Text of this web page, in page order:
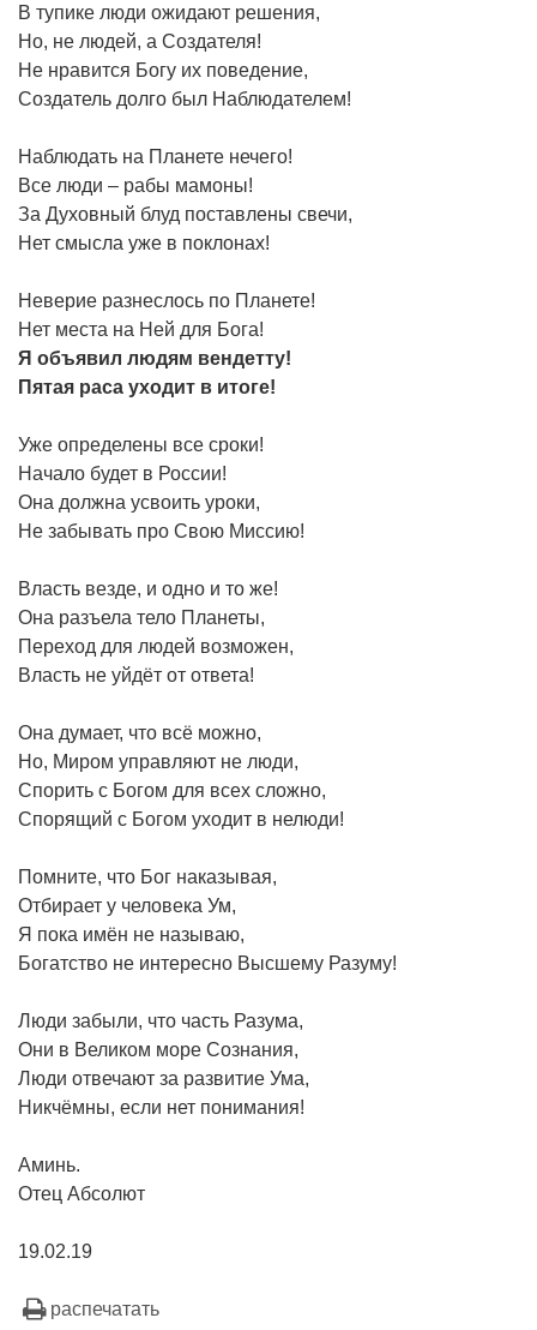
В тупике люди ожидают решения,
Но, не людей, а Создателя!
Не нравится Богу их поведение,
Создатель долго был Наблюдателем!
Наблюдать на Планете нечего!
Все люди – рабы мамоны!
За Духовный блуд поставлены свечи,
Нет смысла уже в поклонах!
Неверие разнеслось по Планете!
Нет места на Ней для Бога!
Я объявил людям вендетту!
Пятая раса уходит в итоге!
Уже определены все сроки!
Начало будет в России!
Она должна усвоить уроки,
Не забывать про Свою Миссию!
Власть везде, и одно и то же!
Она разъела тело Планеты,
Переход для людей возможен,
Власть не уйдёт от ответа!
Она думает, что всё можно,
Но, Миром управляют не люди,
Спорить с Богом для всех сложно,
Спорящий с Богом уходит в нелюди!
Помните, что Бог наказывая,
Отбирает у человека Ум,
Я пока имён не называю,
Богатство не интересно Высшему Разуму!
Люди забыли, что часть Разума,
Они в Великом море Сознания,
Люди отвечают за развитие Ума,
Никчёмны, если нет понимания!
Аминь.
Отец Абсолют
19.02.19
распечатать